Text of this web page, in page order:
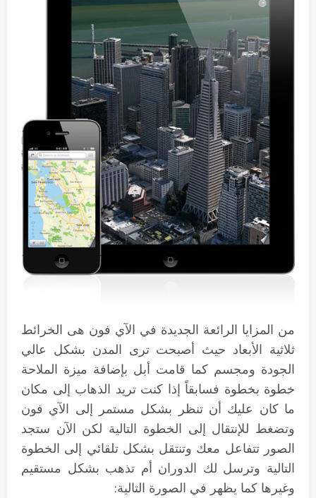
من المزايا الرائعة الجديدة في الآي فون هى الخرائط
ثلاثية الأبعاد حيث أصبحت ترى المدن بشكل عالي
الجودة ومجسم كما قامت أبل بإضافة ميزة الملاحة
خطوة بخطوة فسابقاً إذا كنت تريد الذهاب إلى مكان
ما كان عليك أن تنظر بشكل مستمر إلى الآي فون
وتضغط للإنتقال إلى الخطوة التالية لكن الآن ستجد
الصور تتفاعل معك وتنتقل بشكل تلقائي إلى الخطوة
التالية وترسل لك الدوران أم تذهب بشكل مستقيم
وغيرها كما يظهر في الصورة التالية: